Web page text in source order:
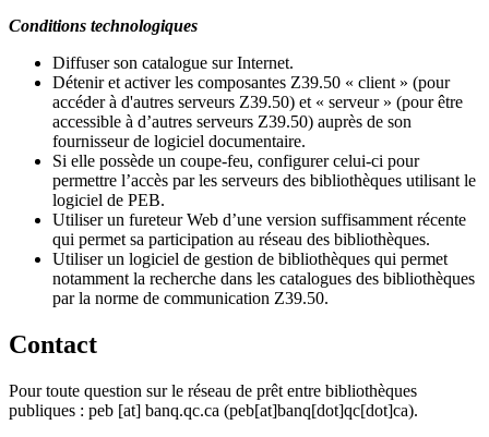
Conditions technologiques
Diffuser son catalogue sur Internet.
Détenir et activer les composantes Z39.50 « client » (pour
accéder à d'autres serveurs Z39.50) et « serveur » (pour être
accessible à d’autres serveurs Z39.50) auprès de son
fournisseur de logiciel documentaire.
Si elle possède un coupe-feu, configurer celui-ci pour
permettre l’accès par les serveurs des bibliothèques utilisant le
logiciel de PEB.
Utiliser un fureteur Web d’une version suffisamment récente
qui permet sa participation au réseau des bibliothèques.
Utiliser un logiciel de gestion de bibliothèques qui permet
notamment la recherche dans les catalogues des bibliothèques
par la norme de communication Z39.50.
Contact
Pour toute question sur le réseau de prêt entre bibliothèques
publiques : peb [at] banq.qc.ca (peb[at]banq[dot]qc[dot]ca).